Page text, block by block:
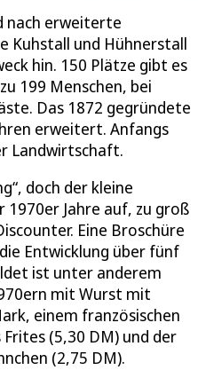
nach erweiterte
Kuhstall und Hühnerstall
hin. 150 Plätze gibt es
199 Menschen, bei
Das 1872 gegründete
erweitert. Anfangs
Landwirtschaft.
doch der kleine
Jahre auf, zu groß
Eine Broschüre
Entwicklung über fünf
ist unter anderem
mit Wurst mit
einem französischen
(5,30 DM) und der
(2,75 DM).